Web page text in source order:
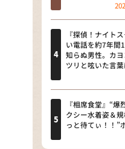
教えて
ミカタ
ＬＩＦ
新婚さ
ポツン
ザキ山
『探偵！ナイト
い電話を約7年間
知らぬ男性。カ
ツリと呟いた言
『相席食堂』“
クシー水着姿＆
っと待てぃ！！”